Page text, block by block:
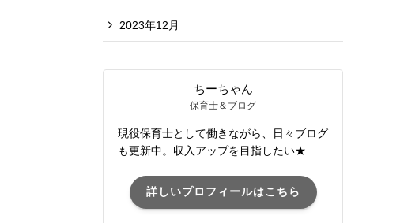
2023年12月
ちーちゃん
保育士＆ブログ
現役保育士として働きながら、日々ブログ
も更新中。収入アップを目指したい★
詳しいプロフィールはこちら